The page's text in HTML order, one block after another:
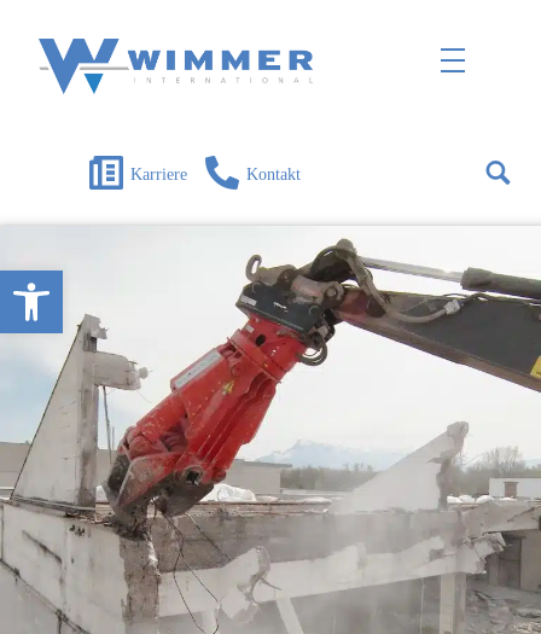
Open toolbar
Karriere Kontakt